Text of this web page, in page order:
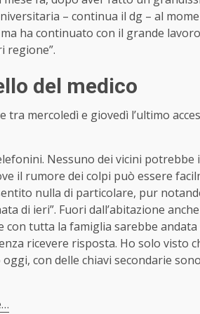
– continua il dg – al
ha continuato con il grande
regione”.
del medico
tra mercoledì e giovedì l’ultimo
Nessuno dei vicini potrebbe
il rumore dei colpi può essere
nulla di particolare, pur
di ieri”. Fuori dall’abitazione
con tutta la famiglia sarebbe
ricevere risposta. Ho solo visto
con delle chiavi secondarie